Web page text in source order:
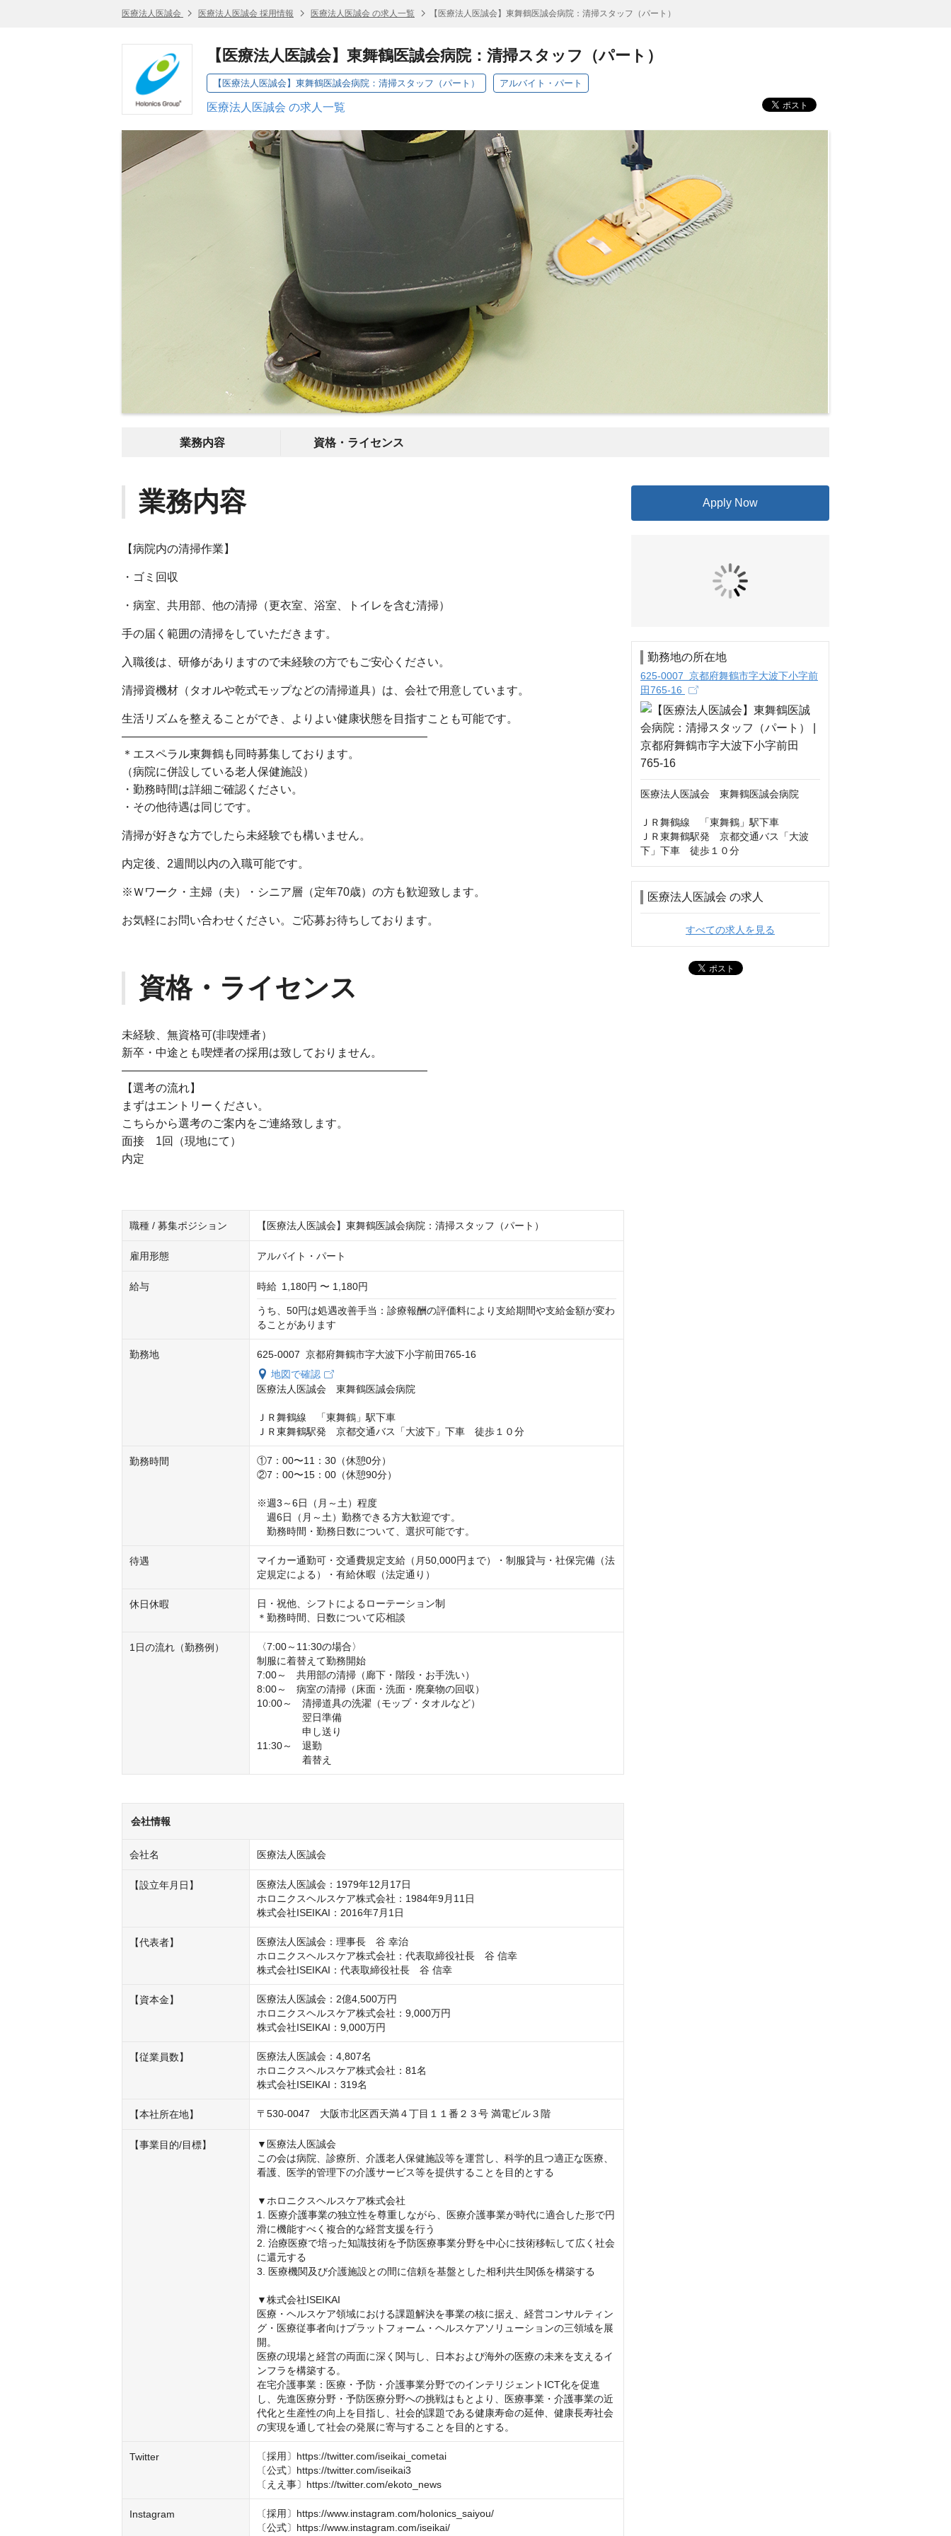
医療法人医誠会 医療法人医誠会 採用情報 医療法人医誠会 の求人一覧 【医療法人医誠会】東舞鶴医誠会病院：清掃スタッフ（パート）
【医療法人医誠会】東舞鶴医誠会病院：清掃スタッフ（パート）
【医療法人医誠会】東舞鶴医誠会病院：清掃スタッフ（パート） アルバイト・パート
医療法人医誠会 の求人一覧
業務内容 資格・ライセンス
業務内容
【病院内の清掃作業】
・ゴミ回収
・病室、共用部、他の清掃（更衣室、浴室、トイレを含む清掃）
手の届く範囲の清掃をしていただきます。
入職後は、研修がありますので未経験の方でもご安心ください。
清掃資機材（タオルや乾式モップなどの清掃道具）は、会社で用意しています。
生活リズムを整えることができ、よりよい健康状態を目指すことも可能です。
———————————————————————————
＊エスペラル東舞鶴も同時募集しております。
（病院に併設している老人保健施設）
・勤務時間は詳細ご確認ください。
・その他待遇は同じです。
清掃が好きな方でしたら未経験でも構いません。
内定後、2週間以内の入職可能です。
※Ｗワーク・主婦（夫）・シニア層（定年70歳）の方も歓迎致します。
お気軽にお問い合わせください。ご応募お待ちしております。
資格・ライセンス
未経験、無資格可(非喫煙者）
新卒・中途とも喫煙者の採用は致しておりません。
———————————————————————————
【選考の流れ】
まずはエントリーください。
こちらから選考のご案内をご連絡致します。
面接 1回（現地にて）
内定
職種 / 募集ポジション 【医療法人医誠会】東舞鶴医誠会病院：清掃スタッフ（パート）
雇用形態 アルバイト・パート
給与 時給 1,180円 〜 1,180円
うち、50円は処遇改善手当：診療報酬の評価料により支給期間や支給金額が変わ
ることがあります
勤務地
625-0007 京都府舞鶴市字大波下小字前田765-16
地図で確認
医療法人医誠会　東舞鶴医誠会病院
ＪＲ舞鶴線　「東舞鶴」駅下車
ＪＲ東舞鶴駅発　京都交通バス「大波下」下車　徒歩１０分
勤務時間
①7：00〜11：30（休憩0分）
②7：00〜15：00（休憩90分）
※週3～6日（月～土）程度
週6日（月～土）勤務できる方大歓迎です。
勤務時間・勤務日数について、選択可能です。
待遇
マイカー通勤可・交通費規定支給（月50,000円まで）・制服貸与・社保完備（法
定規定による）・有給休暇（法定通り）
休日休暇
日・祝他、シフトによるローテーション制
＊勤務時間、日数について応相談
1日の流れ（勤務例）
〈7:00～11:30の場合〉
制服に着替えて勤務開始
7:00～　共用部の清掃（廊下・階段・お手洗い）
8:00～　病室の清掃（床面・洗面・廃棄物の回収）
10:00～　清掃道具の洗濯（モップ・タオルなど）
翌日準備
申し送り
11:30～　退勤
着替え
会社情報
会社名 医療法人医誠会
【設立年月日】
医療法人医誠会：1979年12月17日
ホロニクスヘルスケア株式会社：1984年9月11日
株式会社ISEIKAI：2016年7月1日
【代表者】
医療法人医誠会：理事長　谷 幸治
ホロニクスヘルスケア株式会社：代表取締役社長　谷 信幸
株式会社ISEIKAI：代表取締役社長　谷 信幸
【資本金】
医療法人医誠会：2億4,500万円
ホロニクスヘルスケア株式会社：9,000万円
株式会社ISEIKAI：9,000万円
【従業員数】
医療法人医誠会：4,807名
ホロニクスヘルスケア株式会社：81名
株式会社ISEIKAI：319名
【本社所在地】 〒530-0047　大阪市北区西天満４丁目１１番２３号 満電ビル３階
【事業目的/目標】
▼医療法人医誠会
この会は病院、診療所、介護老人保健施設等を運営し、科学的且つ適正な医療、
看護、医学的管理下の介護サービス等を提供することを目的とする
▼ホロニクスヘルスケア株式会社
1. 医療介護事業の独立性を尊重しながら、医療介護事業が時代に適合した形で円
滑に機能すべく複合的な経営支援を行う
2. 治療医療で培った知識技術を予防医療事業分野を中心に技術移転して広く社会
に還元する
3. 医療機関及び介護施設との間に信頼を基盤とした相利共生関係を構築する
▼株式会社ISEIKAI
医療・ヘルスケア領域における課題解決を事業の核に据え、経営コンサルティン
グ・医療従事者向けプラットフォーム・ヘルスケアソリューションの三領域を展
開。
医療の現場と経営の両面に深く関与し、日本および海外の医療の未来を支えるイ
ンフラを構築する。
在宅介護事業：医療・予防・介護事業分野でのインテリジェントICT化を促進
し、先進医療分野・予防医療分野への挑戦はもとより、医療事業・介護事業の近
代化と生産性の向上を目指し、社会的課題である健康寿命の延伸、健康長寿社会
の実現を通して社会の発展に寄与することを目的とする。
Twitter
〔採用〕https://twitter.com/iseikai_cometai
〔公式〕https://twitter.com/iseikai3
〔ええ事〕https://twitter.com/ekoto_news
Instagram
〔採用〕https://www.instagram.com/holonics_saiyou/
〔公式〕https://www.instagram.com/iseikai/
Apply Now
勤務地の所在地
625-0007 京都府舞鶴市字大波下小字前
田765-16
医療法人医誠会　東舞鶴医誠会病院
ＪＲ舞鶴線　「東舞鶴」駅下車
ＪＲ東舞鶴駅発　京都交通バス「大波
下」下車　徒歩１０分
医療法人医誠会 の求人
すべての求人を見る